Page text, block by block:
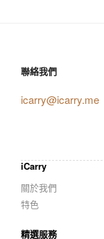
聯絡我們
icarry@icarry.me
iCarry
關於我們
特色
精選服務